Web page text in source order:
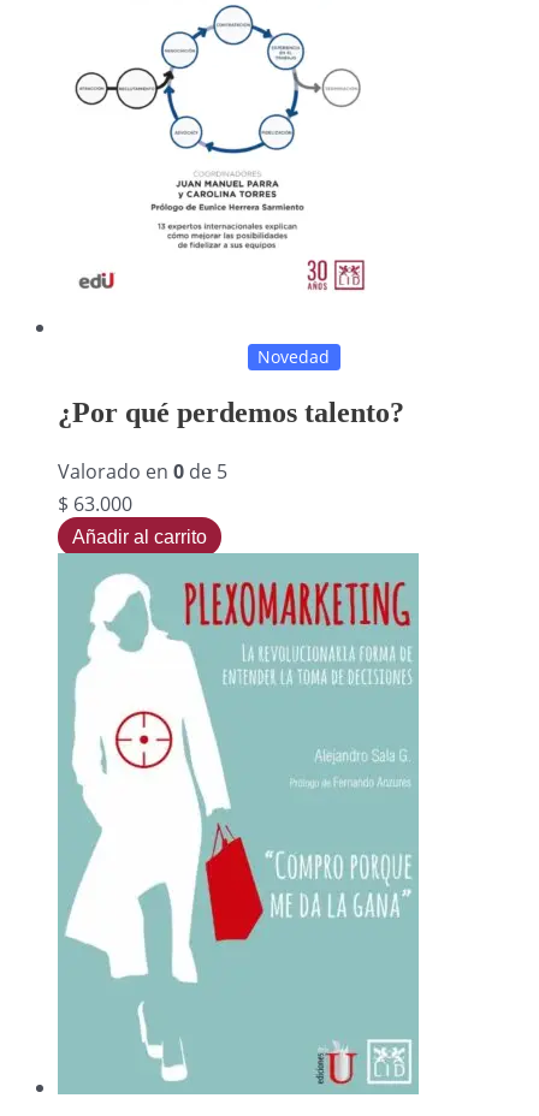
Novedad
¿Por qué perdemos talento?
Valorado en 0 de 5
$ 63.000
Añadir al carrito